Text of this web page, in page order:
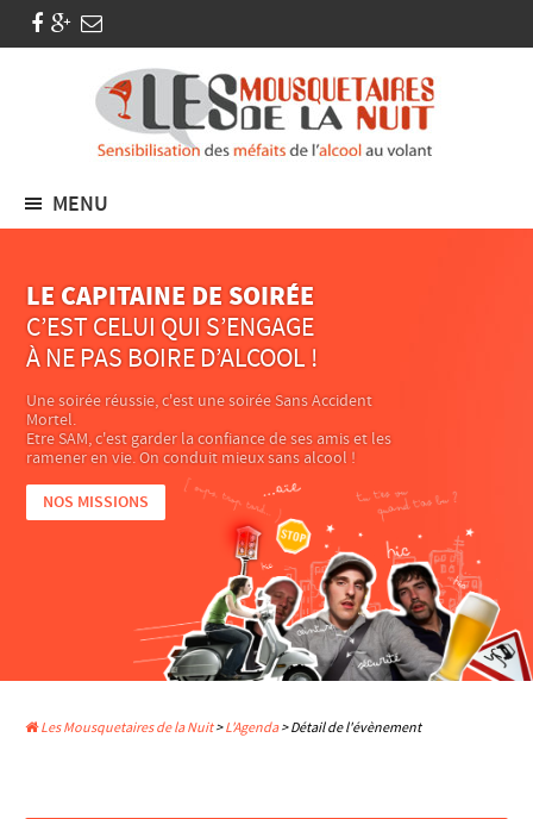
MENU
LE CAPITAINE DE SOIRÉE
C’EST CELUI QUI S’ENGAGE
À NE PAS BOIRE D’ALCOOL !
Une soirée réussie, c'est une soirée Sans Accident
Mortel.
Etre SAM, c'est garder la confiance de ses amis et les
ramener en vie. On conduit mieux sans alcool !
NOS MISSIONS
Les Mousquetaires de la Nuit>L'Agenda> Détail de l'évènement